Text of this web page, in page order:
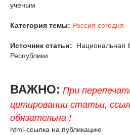
ученым
Категория темы: Россия сегодня
Источник статьи:
Национальная
Республики
ВАЖНО: При
цитировании статьи,
обязательна !
html-ссылка на публикацию